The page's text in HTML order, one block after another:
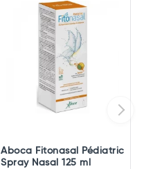
Aboca Fitonasal Pédiatric
Spray Nasal 125 ml